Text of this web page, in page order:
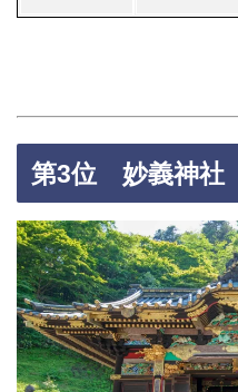
第3位 妙義神社